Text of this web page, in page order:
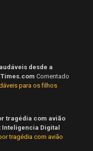
desde a
Comentado
para os filhos
tragédia com avião
Inteligencia Digital
tragédia com avião